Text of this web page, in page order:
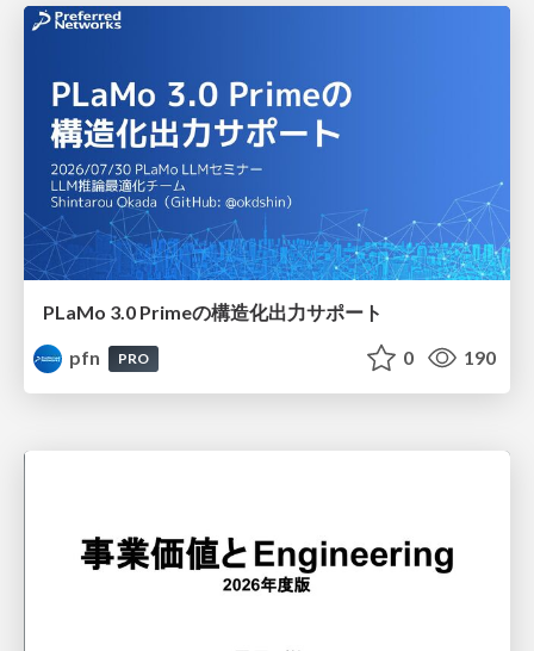
PLaMo 3.0 Primeの構造化出力サポート
pfn
PRO 0 190